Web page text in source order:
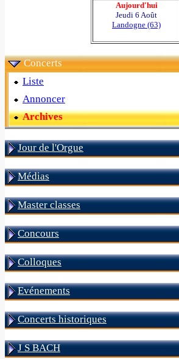
Aujourd'hui
Jeudi 6 Août
Landogne (63)
Concerts
Liste
Annoncer
Archives
Jour de l'Orgue
Médias
Master classes
Concours
Colloques
Evénements
Concerts historiques
J S BACH